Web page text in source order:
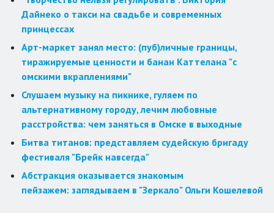
Дайнеко о такси на свадьбе и современных
принцессах
Арт-маркет занял место: (пуб)личные границы,
тиражируемые ценности и банан Каттелана "с
омскими вкраплениями"
Слушаем музыку на пикнике, гуляем по
альтернативному городу, лечим любовные
расстройства: чем заняться в Омске в выходные
Битва титанов: представляем судейскую бригаду
фестиваля "Брейк навсегда"
Абстракция оказывается знакомым
пейзажем: заглядываем в "Зеркало" Ольги Кошелевой